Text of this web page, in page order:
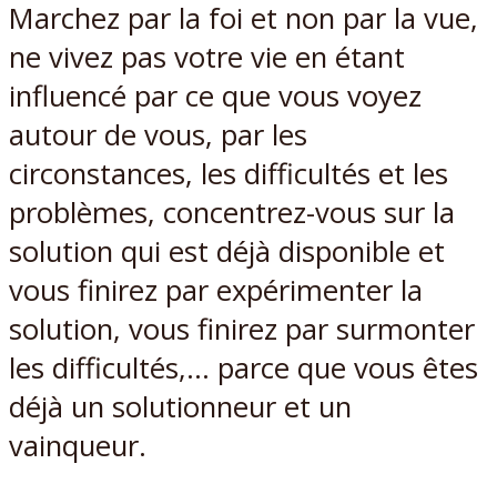
Marchez par la foi et non par la vue,
ne vivez pas votre vie en étant
influencé par ce que vous voyez
autour de vous, par les
circonstances, les difficultés et les
problèmes, concentrez-vous sur la
solution qui est déjà disponible et
vous finirez par expérimenter la
solution, vous finirez par surmonter
les difficultés,… parce que vous êtes
déjà un solutionneur et un
vainqueur.